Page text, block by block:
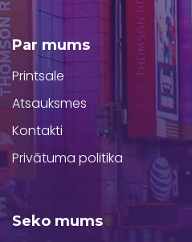
Par mums
Printsale
Atsauksmes
Kontakti
Privātuma politika
Seko mums